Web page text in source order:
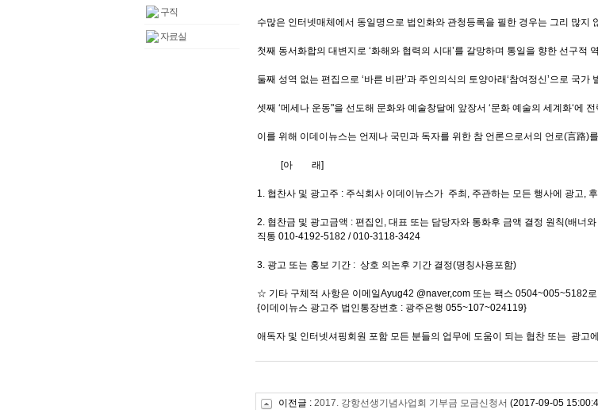
구직
자료실
수많은 인터넷매체에서 동일명으로 법인화와 관청등록을 필한 경우는 그리 많지
첫째 동서화합의 대변지로 ‘화해와 협력의 시대’를 갈망하며 통일을 향한 선구적
둘째 성역 없는 편집으로 ‘바른 비판’과 주인의식의 토양아래‘참여정신’으로 국가
셋째 ‘메세나 운동"을 선도해 문화와 예술창달에 앞장서 ‘문화 예술의 세계화‘에
이를 위해 이데이뉴스는 언제나 국민과 독자를 위한 참 언론으로서의 언로(言路
[아 래]
1. 협찬사 및 광고주 : 주식회사 이데이뉴스가 주최, 주관하는 모든 행사에 광고,
2. 협찬금 및 광고금액 : 편집인, 대표 또는 담당자와 통화후 금액 결정 원칙(배너
직통 010-4192-5182 / 010-3118-3424
3. 광고 또는 홍보 기간 : 상호 의논후 기간 결정(명칭사용포함)
☆ 기타 구체적 사항은 이메일Ayug42 @naver,com 또는 팩스 0504~005~5182
{이데이뉴스 광고주 법인통장번호 : 광주은행 055~107~024119}
애독자 및 인터넷셔핑회원 포함 모든 분들의 업무에 도움이 되는 협찬 또는 광고
이전글 : 2017. 강항선생기념사업회 기부금 모금신청서 (2017-09-05